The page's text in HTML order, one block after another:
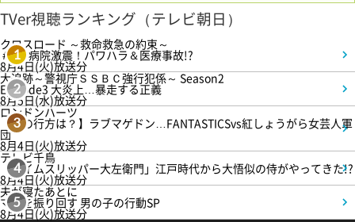
TVer視聴ランキング（テレビ朝日）
1
クロスロード ～救命救急の約束～
＃5 病院激震！パワハラ＆医療事故!?
8月4日(火)放送分
2
大追跡～警視庁ＳＳＢＣ強行犯係～ Season2
Episode3 大炎上…暴走する正義
8月5日(水)放送分
3
ロンドンハーツ
【恋の行方は？】ラブマゲドン…FANTASTICSvs紅しょうがら女芸人軍
団
8月4日(火)放送分
4
テレビ千鳥
「タイムスリッパー大左衛門」江戸時代から大悟似の侍がやってきた!?
8月4日(火)放送分
5
夫が寝たあとに
ママを振り回す 男の子の行動SP
8月4日(火)放送分